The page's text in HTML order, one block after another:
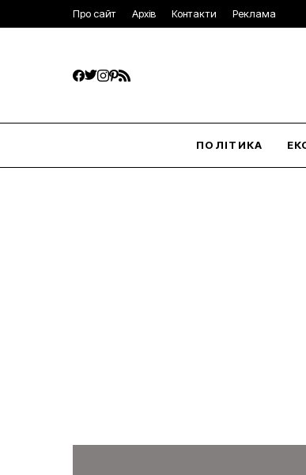
Про сайт Архів Контакти Реклама
ПОЛІТИКА